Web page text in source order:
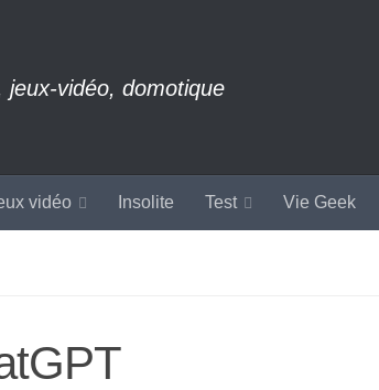
vidéo, domotique
vidéo Insolite Test Vie Geek